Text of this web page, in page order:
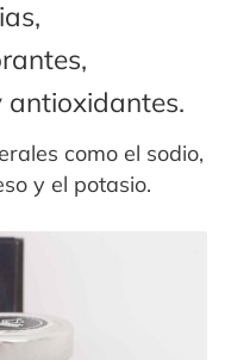
antioxidantes.
como el sodio,
y el potasio.